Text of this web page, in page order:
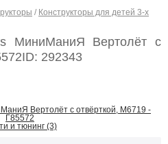
/ Конструкторы для детей 3-х
МиниМаниЯ Вертолёт с
ID: 292343
и тюнинг (3)